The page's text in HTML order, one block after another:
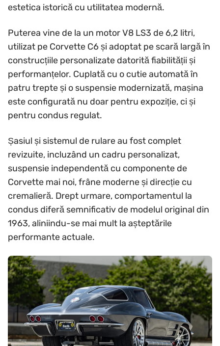
estetica istorică cu utilitatea modernă.
Puterea vine de la un motor V8 LS3 de 6,2 litri,
utilizat pe Corvette C6 și adoptat pe scară largă în
construcțiile personalizate datorită fiabilității și
performanțelor. Cuplată cu o cutie automată în
patru trepte și o suspensie modernizată, mașina
este configurată nu doar pentru expoziție, ci și
pentru condus regulat.
Șasiul și sistemul de rulare au fost complet
revizuite, incluzând un cadru personalizat,
suspensie independentă cu componente de
Corvette mai noi, frâne moderne și direcție cu
cremalieră. Drept urmare, comportamentul la
condus diferă semnificativ de modelul original din
1963, aliniindu-se mai mult la așteptările
performante actuale.